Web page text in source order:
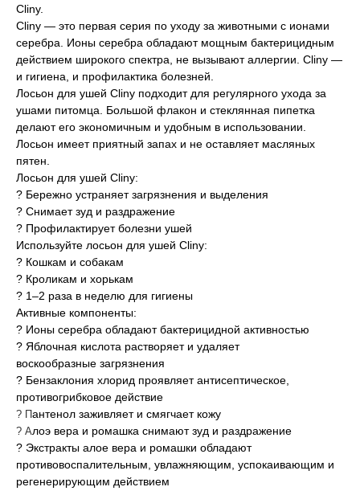
Cliny.
Cliny — это первая серия по уходу за животными с ионами
серебра. Ионы серебра обладают мощным бактерицидным
действием широкого спектра, не вызывают аллергии. Cliny —
и гигиена, и профилактика болезней.
Лосьон для ушей Cliny подходит для регулярного ухода за
ушами питомца. Большой флакон и стеклянная пипетка
делают его экономичным и удобным в использовании.
Лосьон имеет приятный запах и не оставляет масляных
пятен.
Лосьон для ушей Cliny:
? Бережно устраняет загрязнения и выделения
? Снимает зуд и раздражение
? Профилактирует болезни ушей
Используйте лосьон для ушей Cliny:
? Кошкам и собакам
? Кроликам и хорькам
? 1–2 раза в неделю для гигиены
Активные компоненты:
? Ионы серебра обладают бактерицидной активностью
? Яблочная кислота растворяет и удаляет
воскообразные загрязнения
? Бензаклония хлорид проявляет антисептическое,
противогрибковое действие
? Пантенол заживляет и смягчает кожу
? Алоэ вера и ромашка снимают зуд и раздражение
? Экстракты алое вера и ромашки обладают
противовоспалительным, увлажняющим, успокаивающим и
регенерирующим действием
© 2015—2026 ООО «Сытая Морда»
Данный сайт носит информационный характер и
не является публичной офертой.
Политика конфиденциальности
Согласие на обработку перс. данных
+7 (3452) 57-54-36Заказать звонок
Хотите у нас работать?
Заполнить анкету
Правила оказания ветеринарной помощи